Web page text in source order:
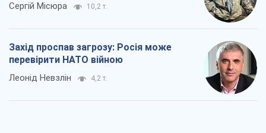
Сергій Місюра 10,2 т.
Захід проспав загрозу: Росія може
перевірити НАТО війною
Леонід Невзлін 4,2 т.